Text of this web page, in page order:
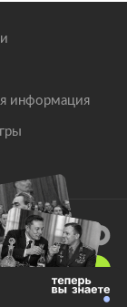
информация